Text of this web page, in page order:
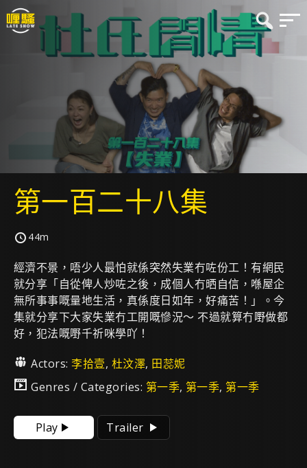
第一百二十八集
44m
經濟不景，唔少人最怕就係突然失業冇咗份工！有網民
就分享「自從俾人炒咗之後，成個人冇晒自信，喺屋企
無所事事嘅量地生活，真係度日如年，好痛苦！」。今
集就分享下大家失業冇工開嘅慘況～ 不過就算冇嘢做都
好，犯法嘅嘢千祈咪學吖！
Actors:李拾壹, 杜汶澤, 田蕊妮
Genres / Categories: 第一季, 第一季, 第一季
Play Trailer